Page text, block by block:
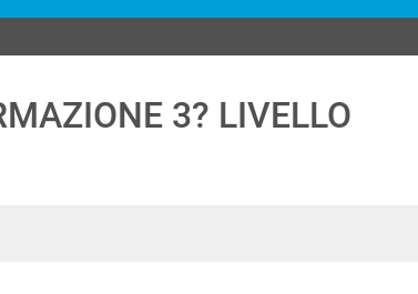
3? LIVELLO